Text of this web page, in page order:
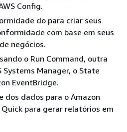
Config.
do para criar seus
com base em seus
negócios.
o Run Command, outra
Manager, o State
EventBridge.
dos dados para o Amazon
para gerar relatórios em